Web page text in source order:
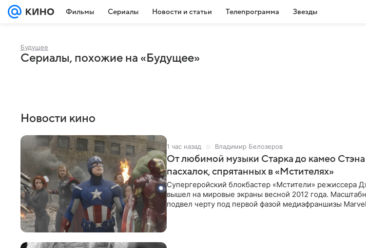
Фильмы Сериалы Новости и статьи Телепрограмма Звезды
Будущее
Сериалы, похожие на «Будущее»
Новости кино
1 час назад Владимир Белозеров
От любимой музыки Старка до камео
пасхалок, спрятанных в «Мстителях»
Супергеройский блокбастер «Мстители» режиссера
вышел на мировые экраны весной 2012 года.
подвел черту под первой фазой медиафраншизы